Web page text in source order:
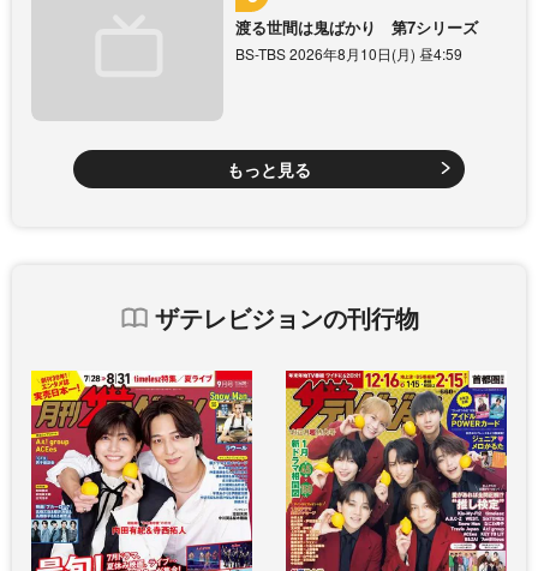
渡る世間は鬼ばかり 第7シリーズ
BS-TBS 2026年8月10日(月) 昼4:59
もっと見る
ザテレビジョンの刊行物